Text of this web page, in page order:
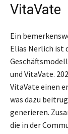
VitaVate
Ein
Elias Nerlich ist
und VitaVate.
VitaVate einen
was dazu
generieren.
die in der